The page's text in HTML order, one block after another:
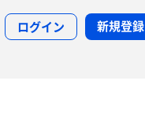
ログイン 新規登録